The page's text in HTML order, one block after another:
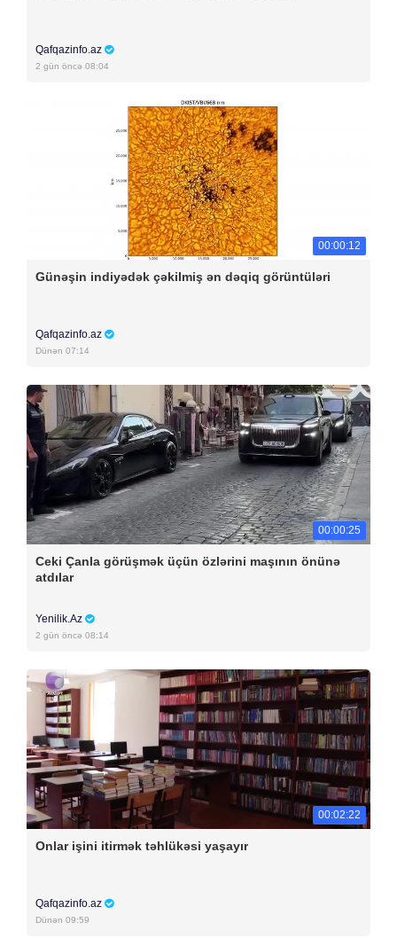
Qafqazinfo.az
2 gün öncə 08:04
00:00:12
Günəşin indiyədək çəkilmiş ən dəqiq görüntüləri
Qafqazinfo.az
Dünən 07:14
00:00:25
Ceki Çanla görüşmək üçün özlərini maşının önünə
atdılar
Yenilik.Az
2 gün öncə 08:14
00:02:22
Onlar işini itirmək təhlükəsi yaşayır
Qafqazinfo.az
Dünən 09:59